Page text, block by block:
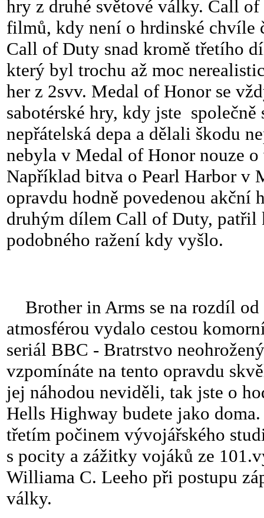
hry z druhé světové války. Call
filmů, kdy není o hrdinské chvíle
Call of Duty snad kromě třetího
který byl trochu až moc
her z 2svv. Medal of Honor se
sabotérské hry, kdy jste
nepřátelská depa a dělali škodu
nebyla v Medal of Honor nouze
Například bitva o Pearl Harbor v
opravdu hodně povedenou akční
druhým dílem Call of Duty, patřil
podobného ražení kdy vyšlo.
Brother in Arms se na rozdíl
atmosférou vydalo cestou
seriál BBC - Bratrstvo
vzpomínáte na tento opravdu
jej náhodou neviděli, tak jste o
Hells Highway budete jako
třetím počinem vývojářského
s pocity a zážitky vojáků ze
Williama C. Leeho při postupu
války.